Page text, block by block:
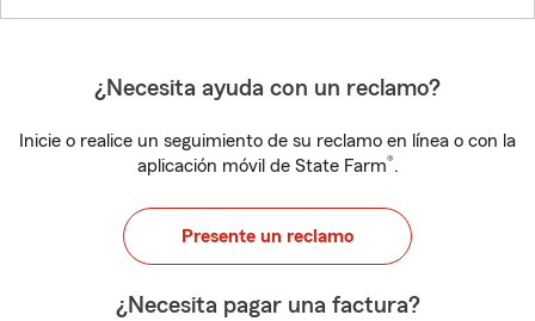
¿Necesita ayuda con un reclamo?
Inicie o realice un seguimiento de su reclamo en línea o con la
aplicación móvil de State Farm®.
Presente un reclamo
¿Necesita pagar una factura?